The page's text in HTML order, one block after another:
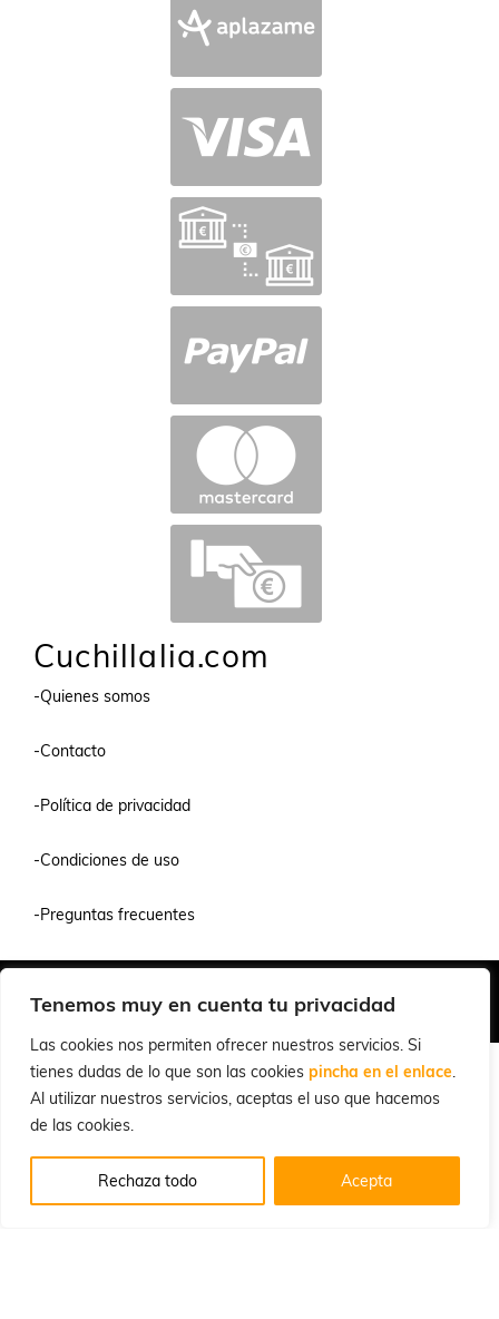
Tenemos muy en cuenta tu privacidad
Las cookies nos permiten ofrecer nuestros servicios. Si
tienes dudas de lo que son las cookies pincha en el enlace.
Al utilizar nuestros servicios, aceptas el uso que hacemos
de las cookies.
Rechaza todo Acepta
Cuchillalia.com
-Quienes somos
-Contacto
-Política de privacidad
-Condiciones de uso
-Preguntas frecuentes
© 2026 Cuchillalia.com